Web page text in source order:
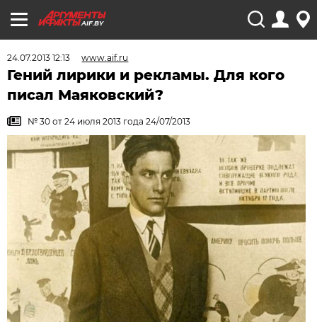
AIF.BY
24.07.2013 12:13 www.aif.ru
Гений лирики и рекламы. Для кого
писал Маяковский?
№ 30 от 24 июля 2013 года 24/07/2013